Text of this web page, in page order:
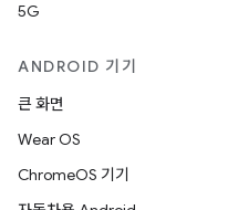
5G
ANDROID 기기
큰 화면
Wear OS
ChromeOS 기기